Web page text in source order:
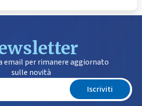
email per rimanere aggiornato
sulle novità
Iscriviti